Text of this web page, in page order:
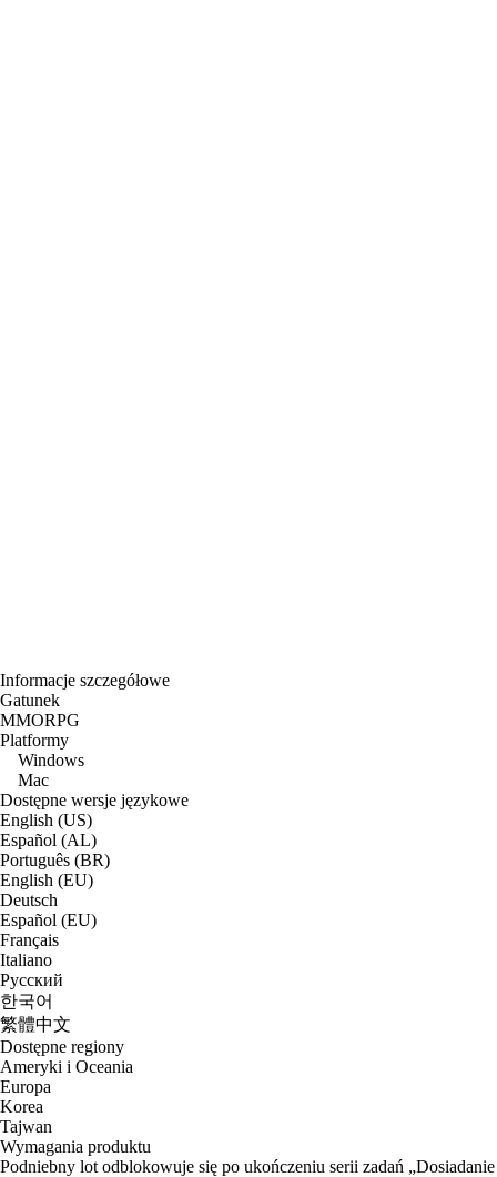
Informacje szczegółowe
Gatunek
MMORPG
Platformy
Windows
Mac
Dostępne wersje językowe
English (US)
Español (AL)
Português (BR)
English (EU)
Deutsch
Español (EU)
Français
Italiano
Русский
한국어
繁體中文
Dostępne regiony
Ameryki i Oceania
Europa
Korea
Tajwan
Wymagania produktu
Podniebny lot odblokowuje się po ukończeniu serii zadań „Dosiadanie